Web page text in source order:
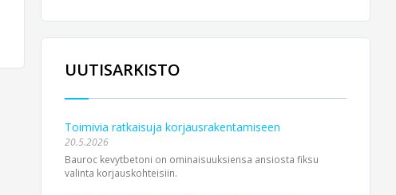
UUTISARKISTO
Toimivia ratkaisuja korjausrakentamiseen
20.5.2026
Bauroc kevytbetoni on ominaisuuksiensa ansiosta fiksu
valinta korjauskohteisiin.